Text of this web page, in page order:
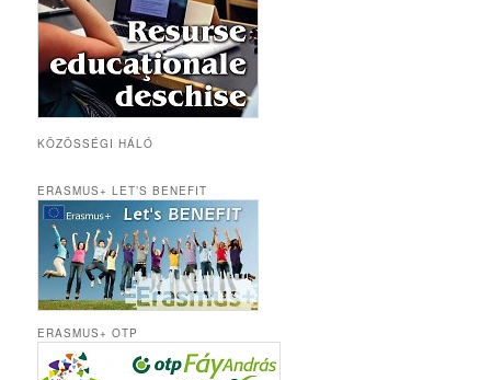
KÖZÖSSÉGI HÁLÓ
ERASMUS+ LET’S BENEFIT
ERASMUS+ OTP